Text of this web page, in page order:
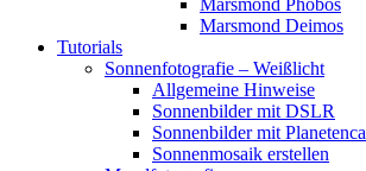
Marsmond Deimos
Tutorials
Sonnenfotografie – Weißlicht
Allgemeine Hinweise
Sonnenbilder mit DSLR
Sonnenbilder mit
Sonnenmosaik erstellen